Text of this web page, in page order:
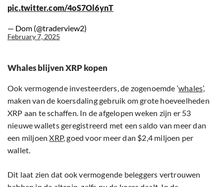
pic.twitter.com/4oS7Ol6ynT
— Dom (@traderview2)
February 7, 2025
Whales blijven XRP kopen
Ook vermogende investeerders, de zogenoemde ‘whales’,
maken van de koersdaling gebruik om grote hoeveelheden
XRP aan te schaffen. In de afgelopen weken zijn er 53
nieuwe wallets geregistreerd met een saldo van meer dan
een miljoenXRP, goed voor meer dan $2,4 miljoen per
wallet.
Dit laat zien dat ook vermogende beleggers vertrouwen